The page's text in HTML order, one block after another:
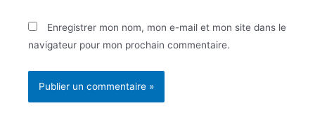
Enregistrer mon nom, mon e-mail et mon site dans le
navigateur pour mon prochain commentaire.